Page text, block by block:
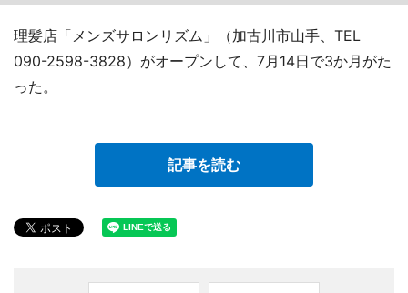
理髪店「メンズサロンリズム」（加古川市山手、TEL
090-2598-3828）がオープンして、7月14日で3か月がた
った。
記事を読む